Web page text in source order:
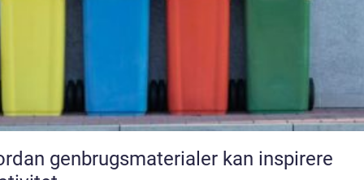
genbrugsmaterialer kan inspirere